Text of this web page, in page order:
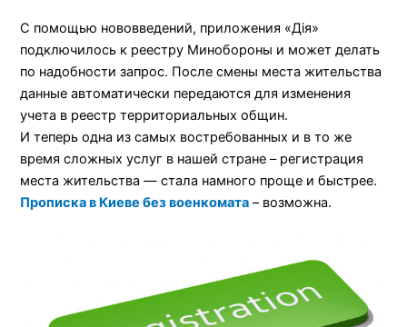
С помощью нововведений, приложения «Дiя»
подключилось к реестру Минобороны и может делать
по надобности запрос. После смены места жительства
данные автоматически передаются для изменения
учета в реестр территориальных общин.
И теперь одна из самых востребованных и вто же
время сложных услуг в нашей стране – регистрация
места жительства — стала намного проще и быстрее.
Прописка в Киеве без военкомата – возможна.